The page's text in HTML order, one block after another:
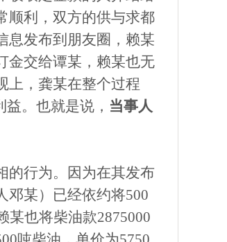
顺利，双方的供与求都
息发布到朋友圈，赖某
金交给谭某，赖某也无
上，龚某在整个过程
。也就是说， 当事人
的行为。因为在其发布
邓某）已经依约将500
某也将柴油款2875000